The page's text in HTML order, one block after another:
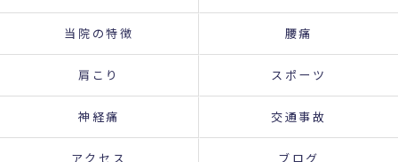
当院の特徴 腰痛
肩こり スポーツ
神経痛 交通事故
アクセス ブログ